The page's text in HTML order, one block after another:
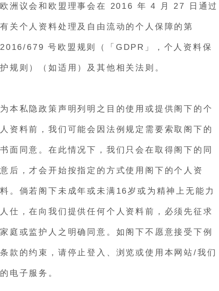
欧洲议会和欧盟理事会在 2016 年 4 月 27 日通过
有关个人资料处理及自由流动的个人保障的第
2016/679 号欧盟规则（「GDPR」，个人资料保
护规则）（如适用）及其他相关法则。
为本私隐政策声明列明之目的使用或提供阁下的个
人资料前，我们可能会因法例规定需要索取阁下的
书面同意。在此情况下，我们只会在取得阁下的同
意后，才会开始按指定的方式使用阁下的个人资
料。倘若阁下未成年或未满16岁或为精神上无能力
人仕，在向我们提供任何个人资料前，必须先征求
家庭或监护人之明确同意。如阁下不愿意接受下例
条款的约束，请停止登入、浏览或使用本网站/我们
的电子服务。